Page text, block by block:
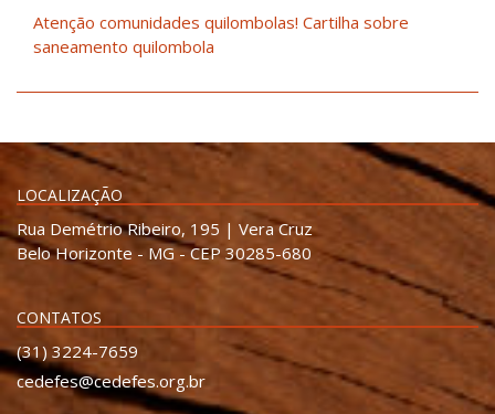
Atenção comunidades quilombolas! Cartilha sobre
saneamento quilombola
LOCALIZAÇÃO
Rua Demétrio Ribeiro, 195 | Vera Cruz
Belo Horizonte - MG - CEP 30285-680
CONTATOS
(31) 3224-7659
cedefes@cedefes.org.br